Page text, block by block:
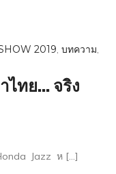
2019,บทความ,
ไทย… จริง
Jazz ห […]